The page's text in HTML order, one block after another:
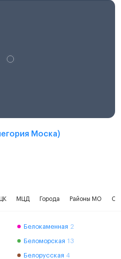
Моска)
МЦД Города Районы МО
Белокаменная 2
Беломорская 13
Белорусская 4